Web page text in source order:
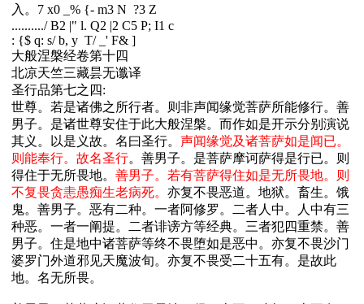
入。 7 x0 _% {- m3 N ?3 Z
........../ B2 |" l. Q2 |2 C5 P; I1 c
: {$ q: s/ b, y T/ _' F& ]
大般涅槃经卷第十四
北凉天竺三藏昙无谶译
圣行品第七之四:
世尊。若是诸佛之所行者。则非声闻缘觉菩萨所能修行。善
男子。是诸世尊安住于此大般涅槃。而作如是开示分别演说
其义。以是义故。名曰圣行。 声闻缘觉及诸菩萨如是闻已。
则能奉行。故名圣行。善男子。是菩萨摩诃萨得是行已。则
得住于无所畏地。 善男子。若有菩萨得住如是无所畏地。则
不复畏贪恚愚痴生老病死。 亦复不畏恶道。地狱。畜生。饿
鬼。善男子。恶有二种。一者阿修罗。二者人中。人中有三
种恶。一者一阐提。二者诽谤方等经典。三者犯四重禁。善
男子。住是地中诸菩萨等终不畏堕如是恶中。亦复不畏沙门
婆罗门外道邪见天魔波旬。亦复不畏受二十五有。是故此
地。名无所畏。